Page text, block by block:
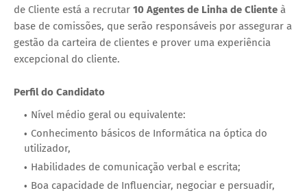
de Cliente está a recrutar 10 Agentes de Linha de Cliente à
base de comissões, que serão responsáveis por assegurar a
gestão da carteira de clientes e prover uma experiência
excepcional do cliente.
Perfil do Candidato
Nível médio geral ou equivalente:
Conhecimento básicos de Informática na óptica do
utilizador,
Habilidades de comunicação verbal e escrita;
Boa capacidade de Influenciar, negociar e persuadir,